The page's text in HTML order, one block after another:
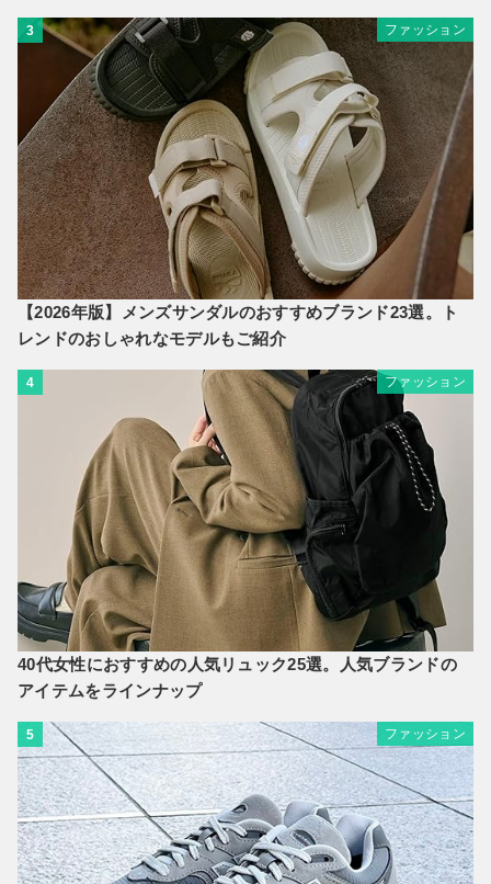
3 ファッション
【2026年版】メンズサンダルのおすすめブランド23選。ト
レンドのおしゃれなモデルもご紹介
4 ファッション
40代女性におすすめの人気リュック25選。人気ブランドの
アイテムをラインナップ
5 ファッション